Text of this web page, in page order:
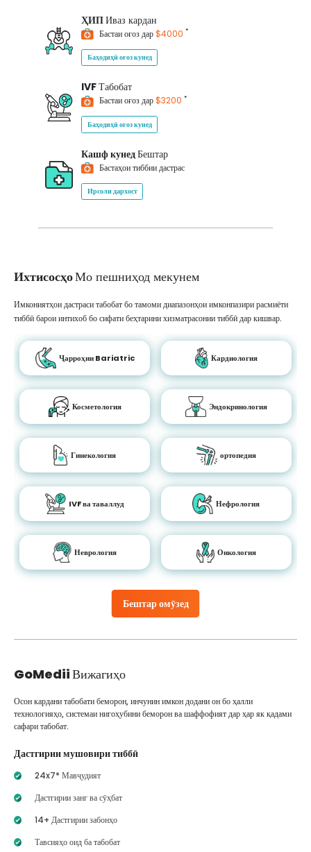
ҲИПИваз кардан
Бастаи оғоз дар$4000 *
Баҳодиҳӣ оғоз кунед
IVFТабобат
Бастаи оғоз дар$3200 *
Баҳодиҳӣ оғоз кунед
Кашф кунедБештар
Бастаҳои тиббии дастрас
Ирсоли дархост
ИхтисосҳоМо пешниҳод мекунем
Бештар омӯзед
Имкониятҳои дастраси табобат бо тамоми диапазонҳои имконпазири расмиёти
тиббӣ барои интихоб бо сифати беҳтарини хизматрасонии тиббӣ дар кишвар.
Ҷарроҳии Bariatric Кардиология
Косметология Эндокринология
Гинекология ортопедия
IVF ва таваллуд Нефрология
Неврология Онкология
GoMediiВижагиҳо
Осон кардани табобати беморон, инчунин имкон додани он бо ҳалли
технологияҳо, системаи нигоҳубини беморон ва шаффофият дар ҳар як қадами
сафари табобат.
Дастгирии мушовири тиббӣ
24x7* Мавҷудият
Дастгирии занг ва сӯҳбат
14+ Дастгирии забонҳо
Тавсияҳо оид ба табобат